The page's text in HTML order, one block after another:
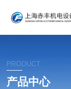
PRODUCT
产品中心